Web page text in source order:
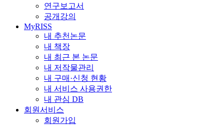
연구보고서
공개강의
MyRISS
내 추천논문
내 책장
내 최근 본 논문
내 저작물관리
내 구매·신청 현황
내 서비스 사용권한
내 관심 DB
회원서비스
회원가입